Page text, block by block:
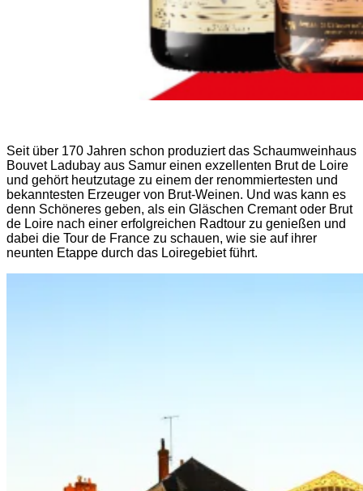
Seit über 170 Jahren schon produziert das Schaumweinhaus
Bouvet Ladubay aus Samur einen exzellenten Brut de Loire
und gehört heutzutage zu einem der renommiertesten und
bekanntesten Erzeuger von Brut-Weinen. Und was kann es
denn Schöneres geben, als ein Gläschen Cremant oder Brut
de Loire nach einer erfolgreichen Radtour zu genießen und
dabei die Tour de France zu schauen, wie sie auf ihrer
neunten Etappe durch das Loiregebiet führt.